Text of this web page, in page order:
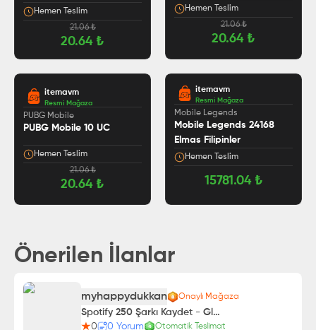
Hemen Teslim
21.06₺
20.64₺
Hemen Teslim
21.06₺
20.64₺
itemavm
Resmi Mağaza
PUBG Mobile
PUBG Mobile 10 UC
Hemen Teslim
21.06₺
20.64₺
itemavm
Resmi Mağaza
Mobile Legends
Mobile Legends 24168
Elmas Filipinler
Hemen Teslim
15781.04₺
Önerilen İlanlar
myhappydukkan Onaylı Mağaza
Spotify 250 Şarkı Kaydet - Global Kullanıcılar
0
0 Yorum Otomatik Teslimat